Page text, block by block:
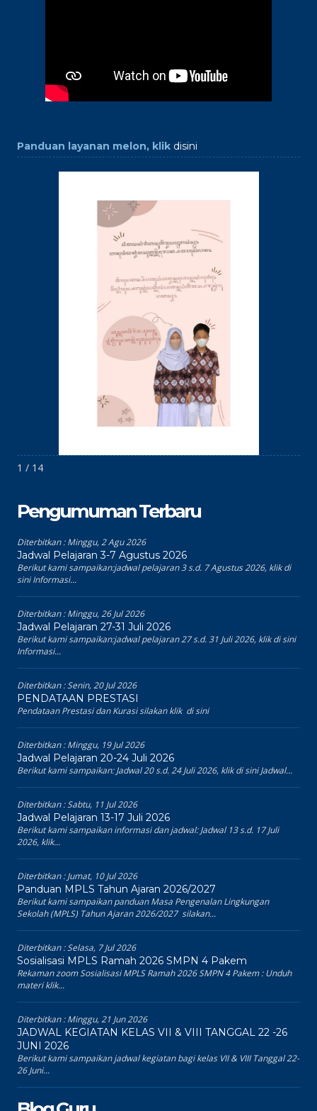
Panduan layanan melon, klik disini
1 / 14
Pengumuman Terbaru
Diterbitkan :Minggu, 2 Agu 2026
Jadwal Pelajaran 3-7 Agustus 2026
Berikut kami sampaikan:jadwal pelajaran 3 s.d. 7 Agustus 2026, klik di
sini Informasi...
Diterbitkan :Minggu, 26 Jul 2026
Jadwal Pelajaran 27-31 Juli 2026
Berikut kami sampaikan:jadwal pelajaran 27 s.d. 31 Juli 2026, klik di sini
Informasi...
Diterbitkan :Senin, 20 Jul 2026
PENDATAAN PRESTASI
Pendataan Prestasi dan Kurasi silakan klik di sini
Diterbitkan :Minggu, 19 Jul 2026
Jadwal Pelajaran 20-24 Juli 2026
Berikut kami sampaikan: Jadwal 20 s.d. 24 Juli 2026, klik di sini Jadwal...
Diterbitkan :Sabtu, 11 Jul 2026
Jadwal Pelajaran 13-17 Juli 2026
Berikut kami sampaikan informasi dan jadwal: Jadwal 13 s.d. 17 Juli
2026, klik...
Diterbitkan :Jumat, 10 Jul 2026
Panduan MPLS Tahun Ajaran 2026/2027
Berikut kami sampaikan panduan Masa Pengenalan Lingkungan
Sekolah (MPLS) Tahun Ajaran 2026/2027 silakan...
Diterbitkan :Selasa, 7 Jul 2026
Sosialisasi MPLS Ramah 2026 SMPN 4 Pakem
Rekaman zoom Sosialisasi MPLS Ramah 2026 SMPN 4 Pakem : Unduh
materi klik...
Diterbitkan :Minggu, 21 Jun 2026
JADWAL KEGIATAN KELAS VII & VIII TANGGAL 22 -26
JUNI 2026
Berikut kami sampaikan jadwal kegiatan bagi kelas VII & VIII Tanggal 22-
26 Juni...